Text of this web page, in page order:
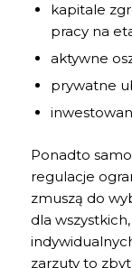
kapitale
pracy na
aktywne
prywatne
Ponadto
regulacje
zmuszą do
dla
zarzuty to